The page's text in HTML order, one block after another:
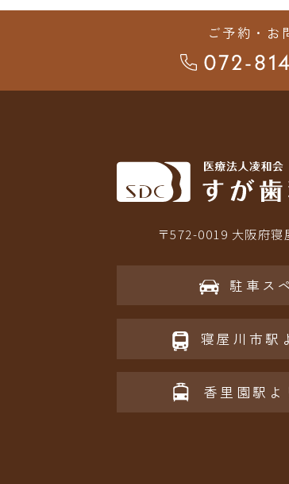
ご予約・お
072-
〒572-0019 大阪府
駐車ス
寝屋川市駅
香里園駅よ